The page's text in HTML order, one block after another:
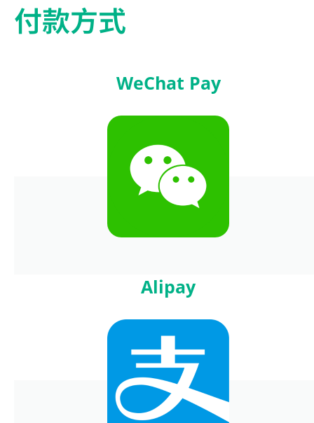
付款方式
WeChat Pay
Alipay